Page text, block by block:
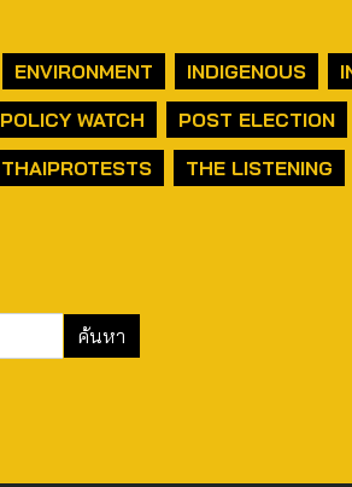
ENVIRONMENT INDIGENOUS
POLICY WATCH POST ELECTION
THAIPROTESTS THE LISTENING